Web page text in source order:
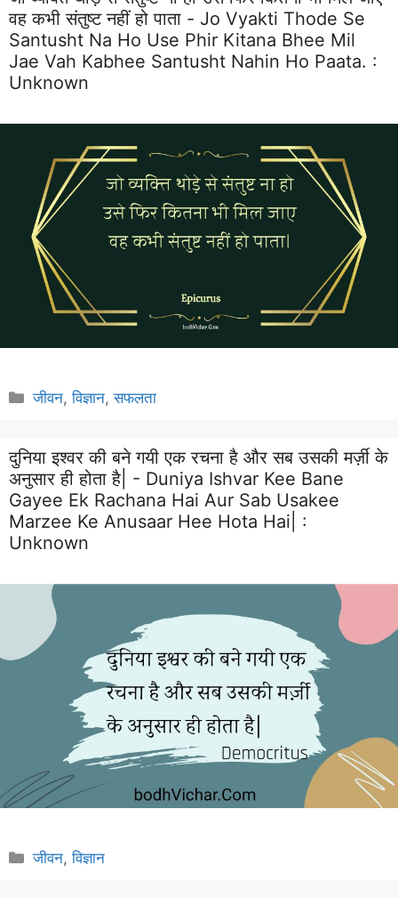
वह कभी संतुष्ट नहीं हो पाता - Jo Vyakti Thode Se
Santusht Na Ho Use Phir Kitana Bhee Mil
Jae Vah Kabhee Santusht Nahin Ho Paata. :
Unknown
Categories
जीवन,विज्ञान,सफलता
दुनिया इश्वर की बने गयी एक रचना है और सब उसकी मर्ज़ी के
अनुसार ही होता है| - Duniya Ishvar Kee Bane
Gayee Ek Rachana Hai Aur Sab Usakee
Marzee Ke Anusaar Hee Hota Hai| :
Unknown
Categories
जीवन,विज्ञान